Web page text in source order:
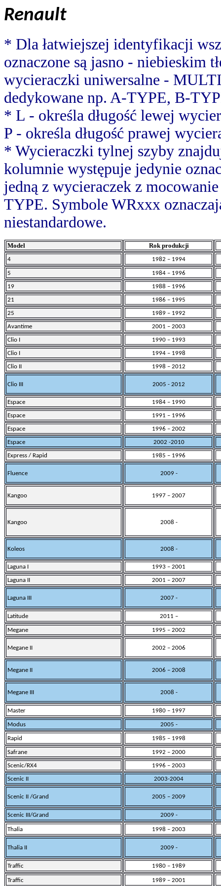
Renault
* Dla łatwiejszej identyfikacji
oznaczone są jasno - niebieskim
wycieraczki uniwersalne -
dedykowane np. A-TYPE, B-
* L - określa długość lewej
P - określa długość prawej
* Wycieraczki tylnej szyby
kolumnie występuje jedynie
jedną z wycieraczek z
TYPE. Symbole WRxxx
niestandardowe.
Model Rok produkcji
4 1982 – 1994
5 1984 – 1996
19 1988 – 1996
21 1986 – 1995
25 1989 – 1992
Avantime 2001 – 2003
Clio I 1990 – 1993
Clio I 1994 – 1998
Clio II 1998 – 2012
Clio III 2005 - 2012
Espace 1984 – 1990
Espace 1991 – 1996
Espace 1996 – 2002
Espace 2002 -2010
Express / Rapid 1985 – 1996
Fluence 2009 -
Kangoo 1997 – 2007
Kangoo 2008 -
Koleos 2008 -
Laguna I 1993 – 2001
Laguna II 2001 – 2007
Laguna III 2007 -
Latitude 2011 –
Megane 1995 – 2002
Megane II 2002 – 2006
Megane II 2006 – 2008
Megane III 2008 -
Master 1980 – 1997
Modus 2005 -
Rapid 1985 – 1998
Safrane 1992 – 2000
Scenic/RX4 1996 – 2003
Scenic II 2003-2004
Scenic II /Grand 2005 – 2009
Scenic III/Grand 2009 -
Thalia 1998 – 2003
Thalia II 2009 -
Traffic 1980 – 1989
Traffic 1989 – 2001